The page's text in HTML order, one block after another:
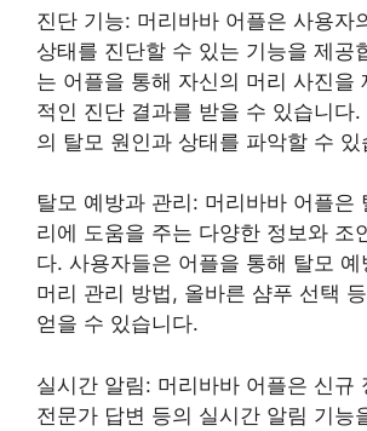
진단 기능: 머리바바 어플은 사용자
상태를 진단할 수 있는 기능을 제공
는 어플을 통해 자신의 머리 사진을
적인 진단 결과를 받을 수 있습니다.
의 탈모 원인과 상태를 파악할 수 있
탈모 예방과 관리: 머리바바 어플은
리에 도움을 주는 다양한 정보와 조
다. 사용자들은 어플을 통해 탈모
머리 관리 방법, 올바른 샴푸 선택
얻을 수 있습니다.
실시간 알림: 머리바바 어플은 신규
전문가 답변 등의 실시간 알림 기능